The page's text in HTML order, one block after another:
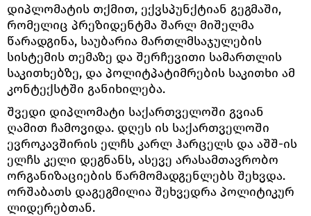
დიპლომატის თქმით, ექვსპუნქტიან გეგმაში,
რომელიც პრეზიდენტმა შარლ მიშელმა
წარადგინა, საუბარია მართლმსაჯულების
სისტემის თემაზე და შერჩევითი სამართლის
საკითხებზე, და პოლიტპატიმრების საკითხი ამ
კონტექსტში განიხილება.
შვედი დიპლომატი საქართველოში გვიან
ღამით ჩამოვიდა. დღეს ის საქართველოში
ევროკავშირის ელჩს კარლ ჰარცელს და აშშ-ის
ელჩს კელი დეგნანს, ასევე არასამთავრობო
ორგანიზაციების წარმომადგენლებს შეხვდა.
ორშაბათს დაგეგმილია შეხვედრა პოლიტიკურ
ლიდერებთან.